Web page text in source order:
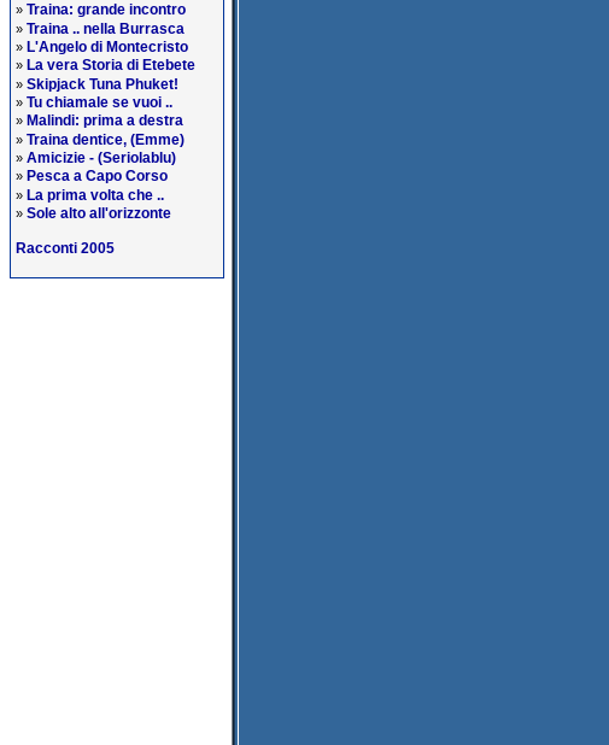
» Traina: grande incontro
» Traina .. nella Burrasca
» L'Angelo di Montecristo
» La vera Storia di Etebete
» Skipjack Tuna Phuket!
» Tu chiamale se vuoi ..
» Malindi: prima a destra
» Traina dentice, (Emme)
» Amicizie - (Seriolablu)
» Pesca a Capo Corso
» La prima volta che ..
» Sole alto all'orizzonte
Racconti 2005